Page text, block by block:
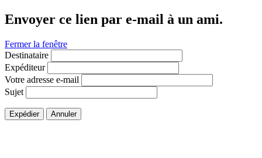
Envoyer ce lien par e-mail à un ami.
Fermer la fenêtre
Destinataire
Expéditeur
Votre adresse e-mail
Sujet
Expédier Annuler